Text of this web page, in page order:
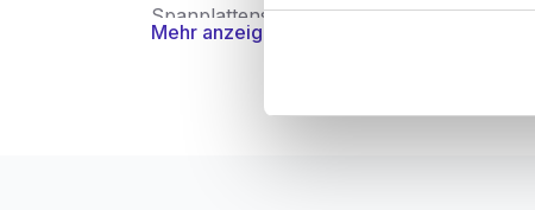
Spanplattenschrauben aus rostfreiem
Verwendung für Metall auf Holz,
Mehr anzeigen